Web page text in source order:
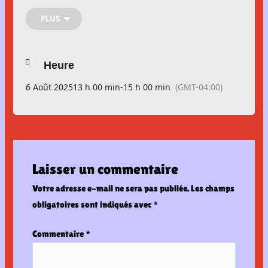
📅20 août – 13h à 15h :
✨ Tu entres en première secondaire ? Participe aussi à un
Activité organisée en collaboration avec
réussite CJED
Tu dois t’inscrire ici
PLUS
Heure
6 Août 202513 h 00 min-15 h 00 min (GMT-04:00)
Laisser un commentaire
Votre adresse e-mail ne sera pas publiée. Les champs
obligatoires sont indiqués avec*
Commentaire *